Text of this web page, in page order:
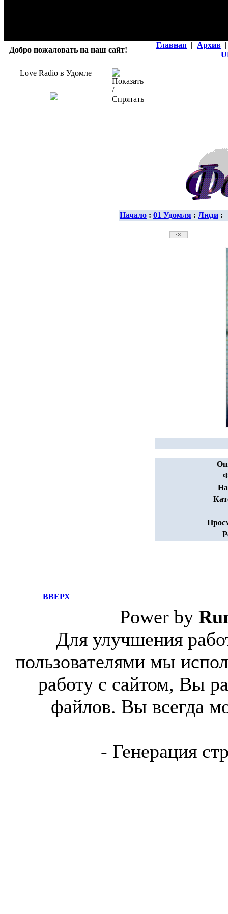
Добро пожаловать на наш сайт!
Главная | Архив |
Love Radio в Удомле
Начало : 01 Удомля : Люди :
ВВЕРХ
Power by
Для улучшения
пользователями мы
работу с сайтом, Вы
файлов. Вы всегда
- Генерация